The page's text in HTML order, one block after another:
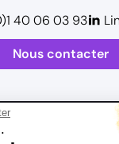
Nous contacter
40 06 03 93